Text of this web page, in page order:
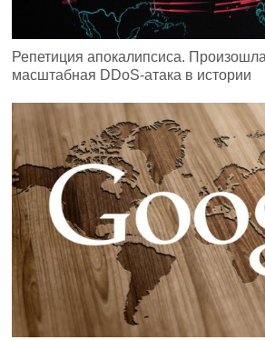
Репетиция апокалипсиса.
масштабная DDoS-атака в истории